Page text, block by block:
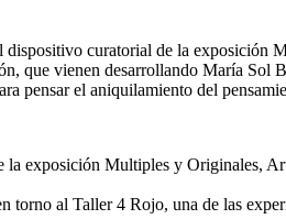
dispositivo curatorial de la
que vienen desarrollando María
pensar el aniquilamiento del
la exposición Multiples y Originales,
torno al Taller 4 Rojo, una de las